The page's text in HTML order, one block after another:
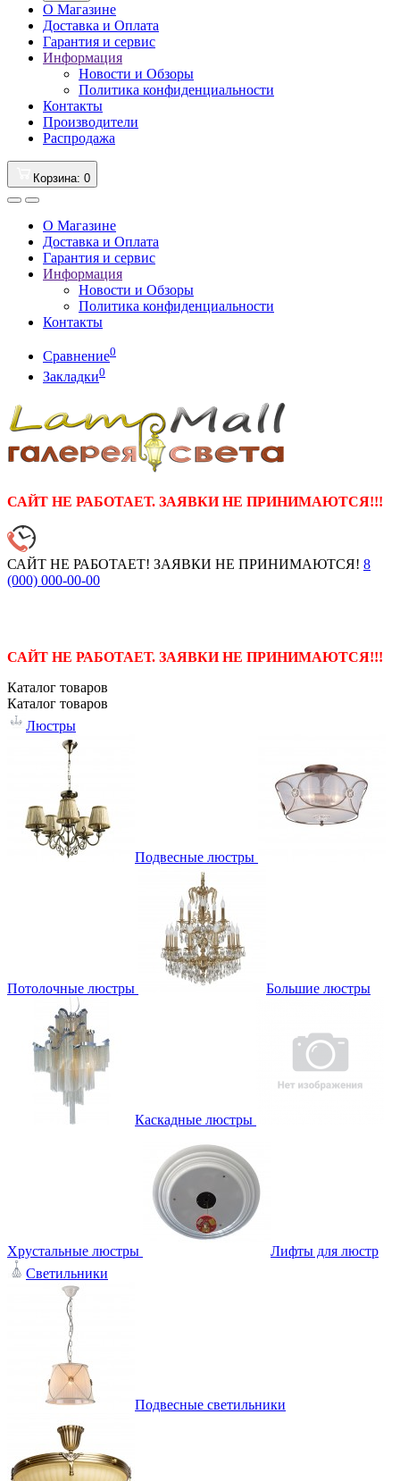
О Магазине
Доставка и Оплата
Гарантия и сервис
Информация
Новости и Обзоры
Политика конфиденциальности
Контакты
Производители
Распродажа
Корзина: 0
О Магазине
Доставка и Оплата
Гарантия и сервис
Информация
Новости и Обзоры
Политика конфиденциальности
Контакты
Сравнение0
Закладки0
САЙТ НЕ РАБОТАЕТ. ЗАЯВКИ НЕ ПРИНИМАЮТСЯ!!!
САЙТ НЕ РАБОТАЕТ! ЗАЯВКИ НЕ ПРИНИМАЮТСЯ! 8
(000) 000-00-00
САЙТ НЕ РАБОТАЕТ. ЗАЯВКИ НЕ ПРИНИМАЮТСЯ!!!
Каталог товаров
Каталог товаров
Люстры
Подвесные люстры
Потолочные люстры Большие люстры
Каскадные люстры
Хрустальные люстры
Лифты для люстр
Светильники
Подвесные светильники